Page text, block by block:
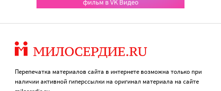
Перепечатка материалов сайта в интернете возможна только при
наличии активной гиперссылки на оригинал материала на сайте